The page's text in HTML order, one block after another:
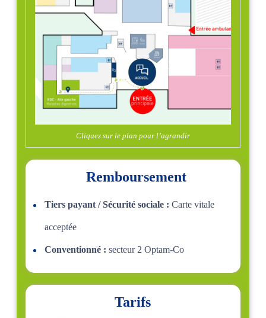
Cliquez sur le plan pour l’agrandir
Remboursement
Tiers payant / Sécurité sociale : Carte vitale
acceptée
Conventionné : secteur 2 Optam-Co
Tarifs